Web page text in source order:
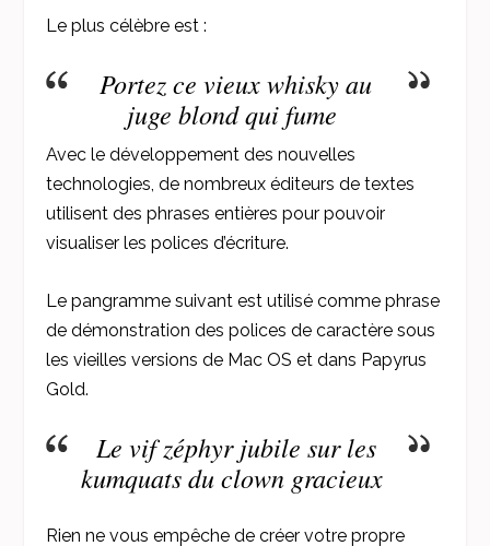
Le plus célèbre est :
Portez ce vieux whisky au
juge blond qui fume
Avec le développement des nouvelles
technologies, de nombreux éditeurs de textes
utilisent des phrases entières pour pouvoir
visualiser les polices d’écriture.
Le pangramme suivant est utilisé comme phrase
de démonstration des polices de caractère sous
les vieilles versions de Mac OS et dans Papyrus
Gold.
Le vif zéphyr jubile sur les
kumquats du clown gracieux
Rien ne vous empêche de créer votre propre